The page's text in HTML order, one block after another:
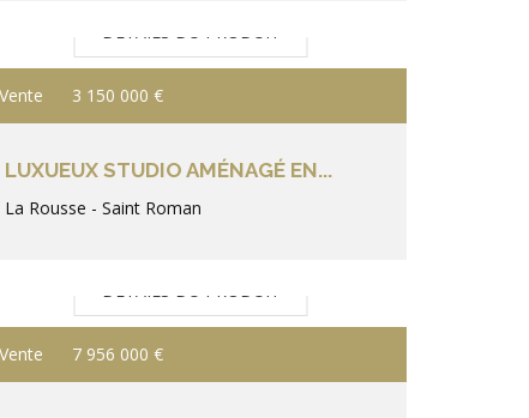
DÉTAILS DU PRODUIT
Vente 3 150 000 €
LUXUEUX STUDIO AMÉNAGÉ EN...
La Rousse - Saint Roman
DÉTAILS DU PRODUIT
Vente 7 956 000 €